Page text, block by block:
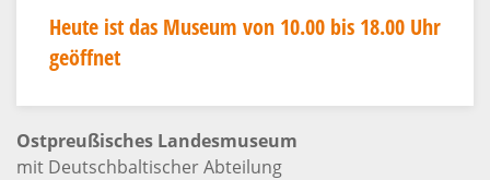
Heute ist das Museum von 10.00 bis 18.00 Uhr
geöffnet
Ostpreußisches Landesmuseum
mit Deutschbaltischer Abteilung